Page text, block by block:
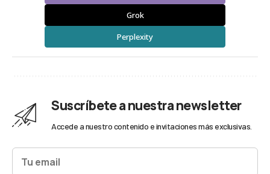
Grok
Perplexity
Suscríbete a nuestra newsletter
Accede a nuestro contenido e invitaciones más exclusivas.